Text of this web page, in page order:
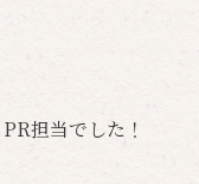
PR担当でした！